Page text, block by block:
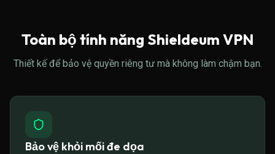
Toàn bộ tính năng Shieldeum VPN
Thiết kế để bảo vệ quyền riêng tư mà không làm chậm bạn.
Bảo vệ khỏi mối đe dọa